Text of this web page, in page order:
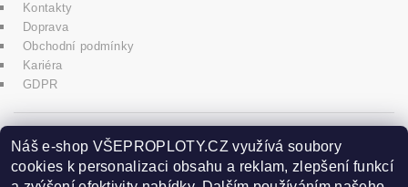
Kontakty
Doprava
Obchodní podmínky
Kariéra
GDPR
icons8.com
Náš e-shop VŠEPROPLOTY.CZ využívá soubory
cookies k personalizaci obsahu a reklam, zlepšení funkcí